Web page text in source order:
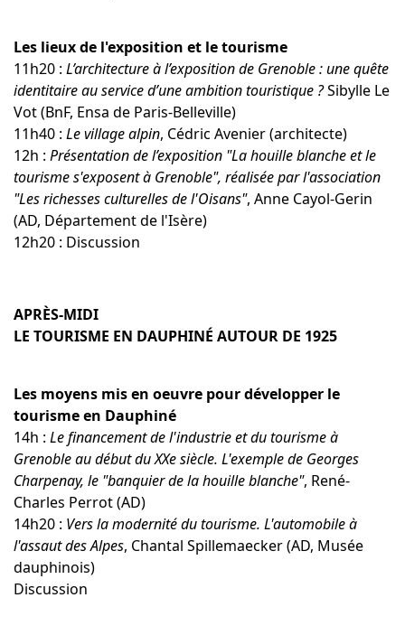
Les lieux de l'exposition et le tourisme
11h20 : L’architecture à l’exposition de Grenoble : une quête
identitaire au service d’une ambition touristique ?Sibylle Le
Vot (BnF, Ensa de Paris-Belleville)
11h40 : Le village alpin, Cédric Avenier (architecte)
12h : Présentation de l’exposition "La houille blanche et le
tourisme s'exposent à Grenoble", réalisée par l'association
"Les richesses culturelles de l'Oisans", Anne Cayol-Gerin
(AD, Département de l'Isère)
12h20 : Discussion
APRÈS-MIDI
LE TOURISME EN DAUPHINÉ AUTOUR DE 1925
Les moyens mis en oeuvre pour développer le
tourisme en Dauphiné
14h : Le financement de l'industrie et du tourisme à
Grenoble au début du XXe siècle. L'exemple de Georges
Charpenay, le "banquier de la houille blanche", René-
Charles Perrot (AD)
14h20 : Vers la modernité du tourisme. L'automobile à
l'assaut des Alpes, Chantal Spillemaecker (AD, Musée
dauphinois)
Discussion